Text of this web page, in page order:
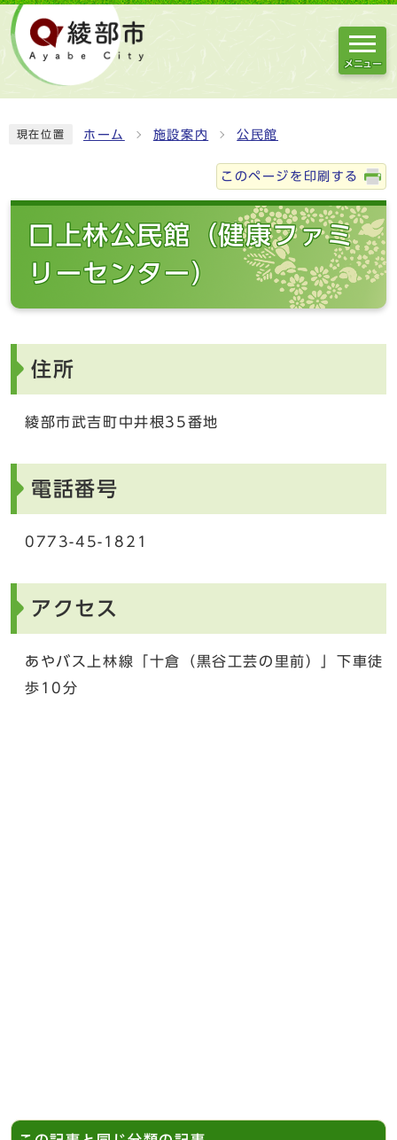
メニュー
現在位置 ホーム 施設案内 公民館
このページを印刷する
口上林公民館（健康ファミ
リーセンター）
住所
綾部市武吉町中井根35番地
電話番号
0773-45-1821
アクセス
あやバス上林線「十倉（黒谷工芸の里前）」下車徒
歩10分